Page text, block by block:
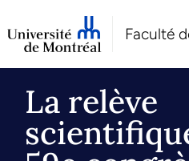
Faculté
La relève